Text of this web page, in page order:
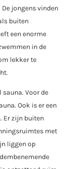
jongens vinden
buiten
een enorme
in de
lekker te
Voor de
Ook is er een
Er zijn buiten
met
liggen op